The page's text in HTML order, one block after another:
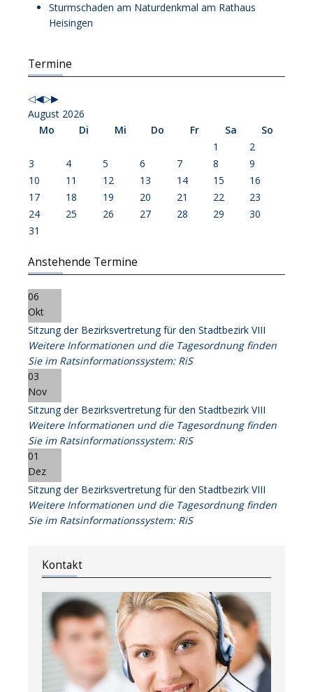
Sturmschaden am Naturdenkmal am Rathaus
Heisingen
Termine
Vorheriges
Jahr
Vorheriger
Monat
Nächstes
Jahr
Nächstes
Monat
August 2026
Mo
Di Mi Do Fr Sa
So
1
2
3
4 5 6 7 8
9
10
11 12 13 14 15
16
17
18 19 20 21 22
23
24
25 26 27 28 29
30
31
Anstehende Termine
06
Okt
Sitzung der Bezirksvertretung für den Stadtbezirk VIII
Weitere Informationen und die Tagesordnung finden
Sie im Ratsinformationssystem: RiS
03
Nov
Sitzung der Bezirksvertretung für den Stadtbezirk VIII
Weitere Informationen und die Tagesordnung finden
Sie im Ratsinformationssystem: RiS
01
Dez
Sitzung der Bezirksvertretung für den Stadtbezirk VIII
Weitere Informationen und die Tagesordnung finden
Sie im Ratsinformationssystem: RiS
Kontakt